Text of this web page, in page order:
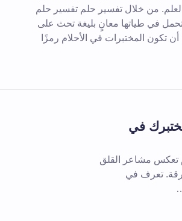
من خلال تفسير حلم تفسير حلم
تحمل في طياتها معانٍ بليغة تحث على
تكون المختبرات في الأحلام رمزًا
في
تعكس مشاعر القلق
تعرف في